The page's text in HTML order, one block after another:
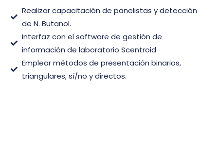
Realizar capacitación de panelistas y detección
de N. Butanol.
Interfaz con el software de gestión de
información de laboratorio Scentroid
Emplear métodos de presentación binarios,
triangulares, sí/no y directos.